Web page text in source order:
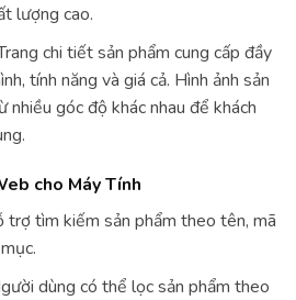
lượng cao.
chi tiết sản phẩm cung cấp đầy
tính năng và giá cả. Hình ảnh sản
góc độ khác nhau để khách
cho Máy Tính
trợ tìm kiếm sản phẩm theo tên, mã
dùng có thể lọc sản phẩm theo